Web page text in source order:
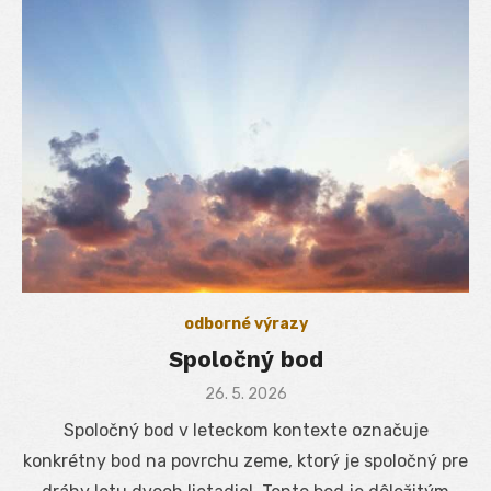
odborné výrazy
Spoločný bod
Posted
26. 5. 2026
Spoločný bod v leteckom kontexte označuje
konkrétny bod na povrchu zeme, ktorý je spoločný pre